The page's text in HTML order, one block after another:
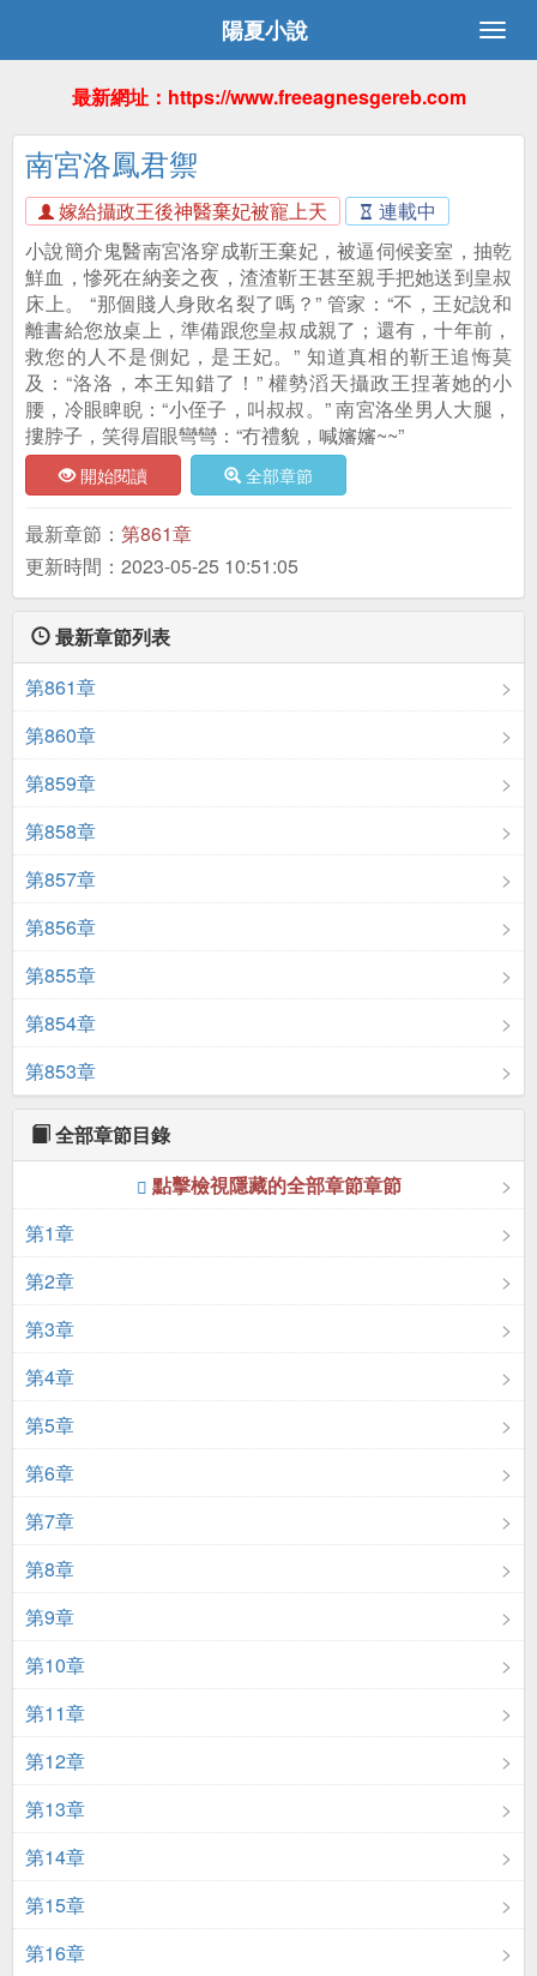
陽夏小說
最新網址：https://www.freeagnesgereb.com
南宮洛鳳君禦
嫁給攝政王後神醫棄妃被寵上天
連載中
小說簡介鬼醫南宮洛穿成靳王棄妃，被逼伺候妾室，抽乾
鮮血，慘死在納妾之夜，渣渣靳王甚至親手把她送到皇叔
床上。 “那個賤人身敗名裂了嗎？” 管家：“不，王妃說和
離書給您放桌上，準備跟您皇叔成親了；還有，十年前，
救您的人不是側妃，是王妃。” 知道真相的靳王追悔莫
及：“洛洛，本王知錯了！” 權勢滔天攝政王捏著她的小
腰，冷眼睥睨：“小侄子，叫叔叔。” 南宮洛坐男人大腿，
摟脖子，笑得眉眼彎彎：“冇禮貌，喊嬸嬸~~”
開始閱讀 全部章節
最新章節： 第861章
更新時間：2023-05-25 10:51:05
最新章節列表
第861章
第860章
第859章
第858章
第857章
第856章
第855章
第854章
第853章
全部章節目錄
點擊檢視隱藏的全部章節章節
第1章
第2章
第3章
第4章
第5章
第6章
第7章
第8章
第9章
第10章
第11章
第12章
第13章
第14章
第15章
第16章